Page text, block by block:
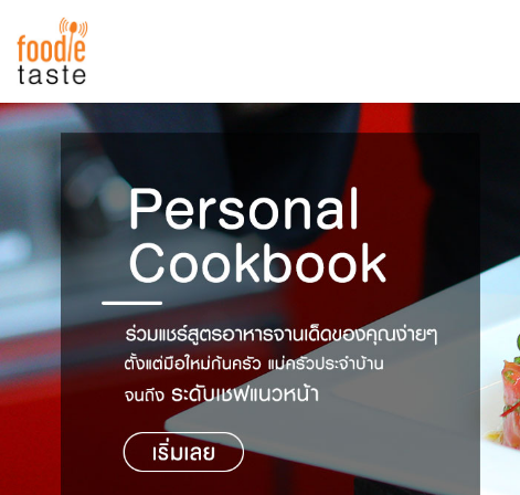
สูตรอาหาร
สูตรอาหารล่าสุด
Top Foodie
พาไปชิม
สารพันก้นครัว
เคล็ดลับน่ารู้
เปรียบเทียบหน่วยการตวง
เปรียบเทียบอุณหภูมิ
เปรียบเทียบน้ำหนักวัตถุดิบ
FoodPedia
สร้าง Cookbook